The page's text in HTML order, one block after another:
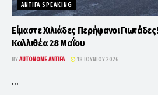
ANTIFA SPEAKING
Είμαστε Χιλιάδες Περήφανοι
Καλλιθέα 28 Μαΐου
BYAUTONOME ANTIFA 18 ΙΟΥΝΊΟΥ 2026
...